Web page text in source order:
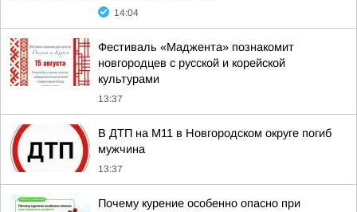
14:04
Фестиваль «Маджента» познакомит
новгородцев с русской и корейской
культурами
13:37
В ДТП на М11 в Новгородском округе погиб
мужчина
13:37
Почему курение особенно опасно при